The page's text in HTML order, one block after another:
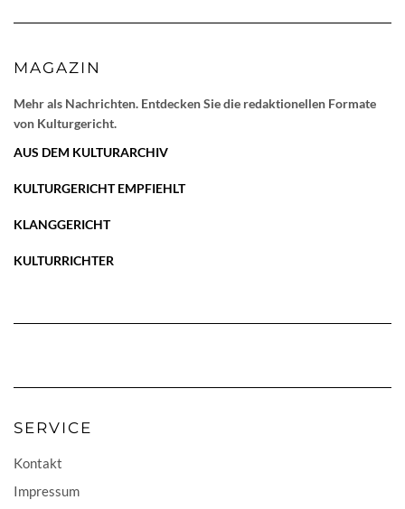
MAGAZIN
Mehr als Nachrichten. Entdecken Sie die redaktionellen Formate
von Kulturgericht.
AUS DEM KULTURARCHIV
KULTURGERICHT EMPFIEHLT
KLANGGERICHT
KULTURRICHTER
SERVICE
Kontakt
Impressum